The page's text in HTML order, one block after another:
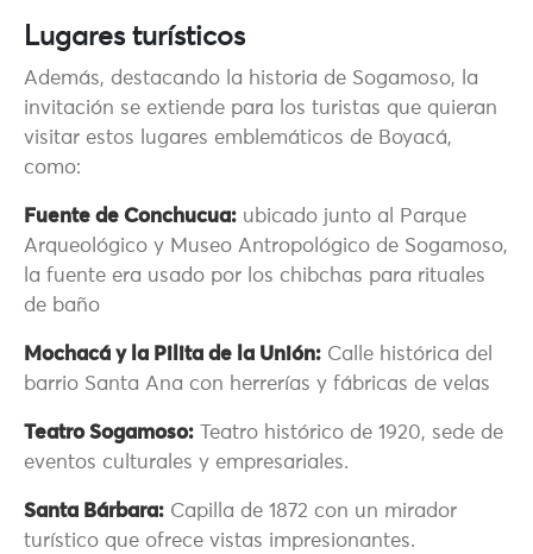
Lugares turísticos
Además, destacando la historia de Sogamoso, la
invitación se extiende para los turistas que quieran
visitar estos lugares emblemáticos de Boyacá,
como:
Fuente de Conchucua: ubicado junto al Parque
Arqueológico y Museo Antropológico de Sogamoso,
la fuente era usado por los chibchas para rituales
de baño
Mochacá y la Pilita de la Unión: Calle histórica del
barrio Santa Ana con herrerías y fábricas de velas
Teatro Sogamoso: Teatro histórico de 1920, sede de
eventos culturales y empresariales.
Santa Bárbara: Capilla de 1872 con un mirador
turístico que ofrece vistas impresionantes.